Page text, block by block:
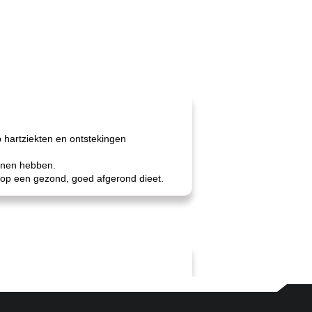
en ontstekingen
hebben.
een gezond, goed afgerond dieet.